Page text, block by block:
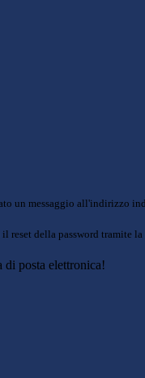
un messaggio all'indirizzo
reset della password tramite la
di posta elettronica!